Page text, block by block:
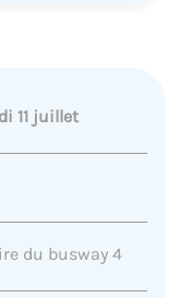
11 juillet
du busway 4